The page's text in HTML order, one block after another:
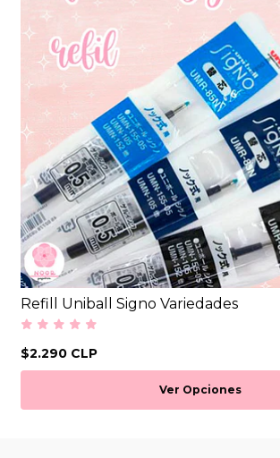
Refill Uniball Signo Variedades
$2.290 CLP
Ver Opciones